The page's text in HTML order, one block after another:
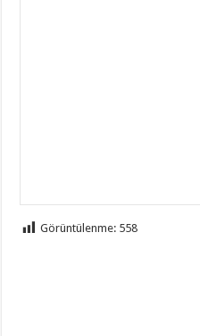
Görüntülenme: 558